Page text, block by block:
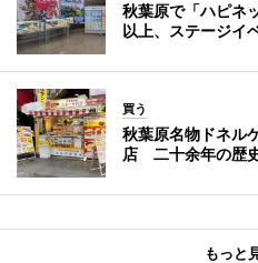
秋葉原で「ハピ
以上、ステージイ
買う
秋葉原名物ドネル
店 二十余年の歴
もっと